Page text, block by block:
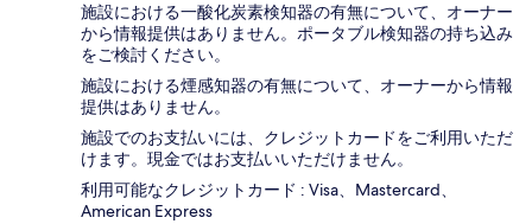
施設における一酸化炭素検知器の有無について、オーナー
から情報提供はありません。ポータブル検知器の持ち込み
をご検討ください。
施設における煙感知器の有無について、オーナーから情報
提供はありません。
施設でのお支払いには、クレジットカードをご利用いただ
けます。現金ではお支払いいただけません。
利用可能なクレジットカード : Visa、Mastercard、
American Express